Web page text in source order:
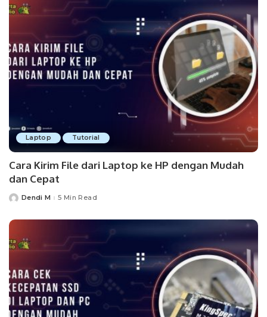
Laptop Tutorial
Cara Kirim File dari Laptop ke HP dengan Mudah
dan Cepat
PostedDendi M 5 Min Read